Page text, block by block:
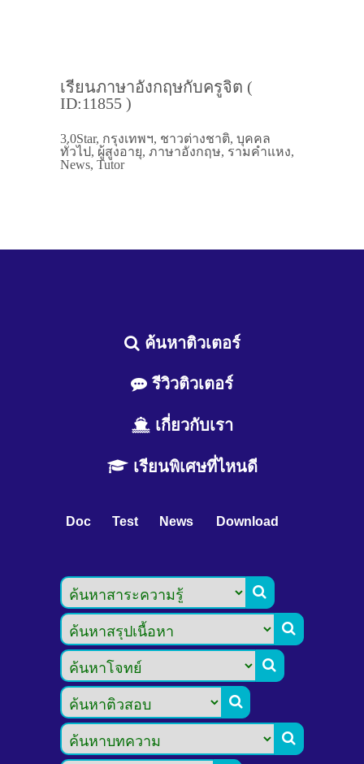
เรียนภาษาอังกฤษกับครูจิต (
ID:11855 )
3.0Star, กรุงเทพฯ, ชาวต่างชาติ, บุคคล
ทั่วไป, ผู้สูงอายุ, ภาษาอังกฤษ, รามคำแหง,
News, Tutor
ค้นหาติวเตอร์
รีวิวติวเตอร์
เกี่ยวกับเรา
เรียนพิเศษที่ไหนดี
Doc Test News Download




